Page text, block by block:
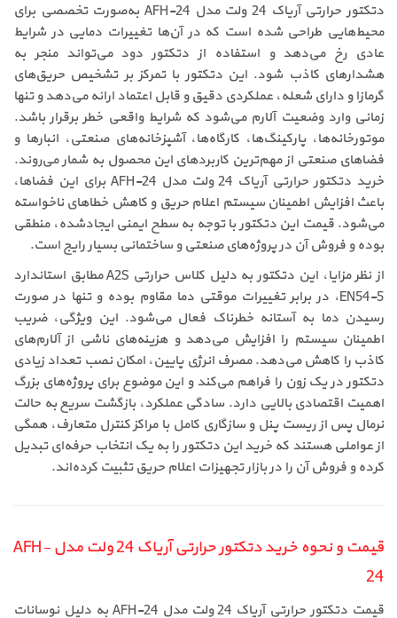
دتکتور حرارتی آریاک 24 ولت مدل AFH-24 به‌صورت تخصصی برای
محیط‌هایی طراحی شده است که در آن‌ها تغییرات دمایی در شرایط
عادی رخ می‌دهد و استفاده از دتکتور دود می‌تواند منجر به
هشدارهای کاذب شود. این دتکتور با تمرکز بر تشخیص حریق‌های
گرمازا و دارای شعله، عملکردی دقیق و قابل اعتماد ارائه می‌دهد و تنها
زمانی وارد وضعیت آلارم می‌شود که شرایط واقعی خطر برقرار باشد.
موتورخانه‌ها، پارکینگ‌ها، کارگاه‌ها، آشپزخانه‌های صنعتی، انبارها و
فضاهای صنعتی از مهم‌ترین کاربردهای این محصول به شمار می‌روند.
خرید دتکتور حرارتی آریاک 24 ولت مدل AFH-24 برای این فضاها،
باعث افزایش اطمینان سیستم اعلام حریق و کاهش خطاهای ناخواسته
می‌شود. قیمت این دتکتور با توجه به سطح ایمنی ایجادشده، منطقی
بوده و فروش آن در پروژه‌های صنعتی و ساختمانی بسیار رایج است.
از نظر مزایا، این دتکتور به دلیل کلاس حرارتی A2S مطابق استاندارد
EN54-5، در برابر تغییرات موقتی دما مقاوم بوده و تنها در صورت
رسیدن دما به آستانه خطرناک فعال می‌شود. این ویژگی، ضریب
اطمینان سیستم را افزایش می‌دهد و هزینه‌های ناشی از آلارم‌های
کاذب را کاهش می‌دهد. مصرف انرژی پایین، امکان نصب تعداد زیادی
دتکتور در یک زون را فراهم می‌کند و این موضوع برای پروژه‌های بزرگ
اهمیت اقتصادی بالایی دارد. سادگی عملکرد، بازگشت سریع به حالت
نرمال پس از ریست پنل و سازگاری کامل با مراکز کنترل متعارف، همگی
از عواملی هستند که خرید این دتکتور را به یک انتخاب حرفه‌ای تبدیل
کرده و فروش آن را در بازار تجهیزات اعلام حریق تثبیت کرده‌اند.
قیمت و نحوه خرید دتکتور حرارتی آریاک 24 ولت مدل AFH-
24
قیمت دتکتور حرارتی آریاک 24 ولت مدل AFH-24 به دلیل نوسانات